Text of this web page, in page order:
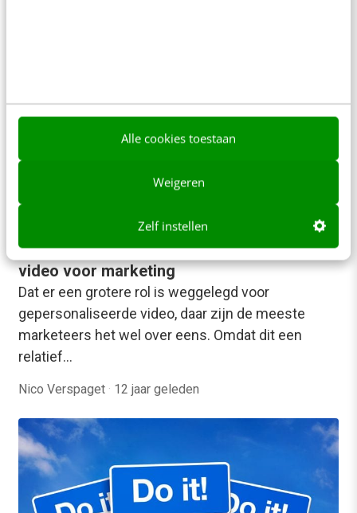
Alle cookies toestaan
Weigeren
Zelf instellen
4 toepassingen van gepersonaliseerde
video voor marketing
Dat er een grotere rol is weggelegd voor
gepersonaliseerde video, daar zijn de meeste
marketeers het wel over eens. Omdat dit een
relatief…
Nico Verspaget · 12 jaar geleden